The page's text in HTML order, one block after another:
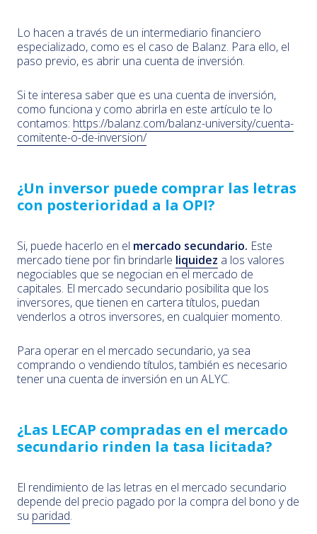
Lo hacen a través de un intermediario financiero
especializado, como es el caso de Balanz. Para ello, el
paso previo, es abrir una cuenta de inversión.
Si te interesa saber que es una cuenta de inversión,
como funciona y como abrirla en este artículo te lo
contamos: https://balanz.com/balanz-university/cuenta-
comitente-o-de-inversion/
¿Un inversor puede comprar las letras
con posterioridad a la OPI?
Si, puede hacerlo en el mercado secundario. Este
mercado tiene por fin brindarle liquidez a los valores
negociables que se negocian en el mercado de
capitales. El mercado secundario posibilita que los
inversores, que tienen en cartera títulos, puedan
venderlos a otros inversores, en cualquier momento.
Para operar en el mercado secundario, ya sea
comprando o vendiendo títulos, también es necesario
tener una cuenta de inversión en un ALYC.
¿Las LECAP compradas en el mercado
secundario rinden la tasa licitada?
El rendimiento de las letras en el mercado secundario
depende del precio pagado por la compra del bono y de
su paridad.